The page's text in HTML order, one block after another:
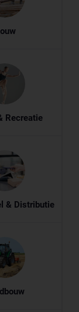
Recreatie
& Distributie